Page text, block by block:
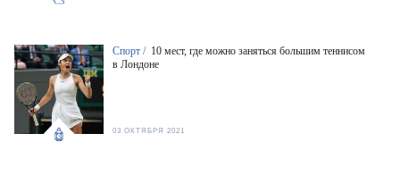
Спорт / 10 мест, где можно заняться большим теннисом
в Лондоне
03 ОКТЯБРЯ 2021